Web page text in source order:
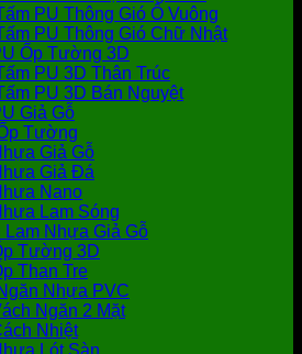
PU Thông Gió Ô Vuông
PU Thông Gió Chữ Nhật
Ốp Tường 3D
PU 3D Thân Trúc
PU 3D Bán Nguyệt
Giả Gỗ
Tường
Giả Gỗ
Giả Đá
Nano
Lam Sóng
Lam Nhựa Giả Gỗ
Tường 3D
Than Tre
Nhựa PVC
Ngăn 2 Mặt
Nhiệt
Lót Sàn